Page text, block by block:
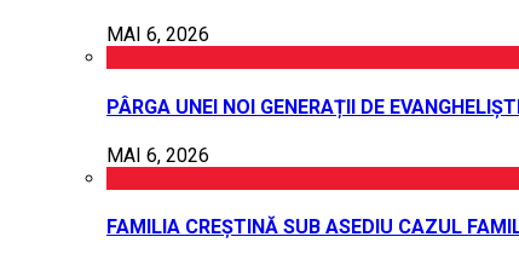
MAI 6, 2026
PÂRGA UNEI NOI GENERAȚII DE
MAI 6, 2026
FAMILIA CREȘTINĂ SUB ASEDIU CAZUL